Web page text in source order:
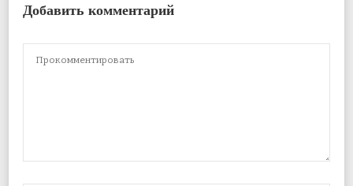
Добавить комментарий